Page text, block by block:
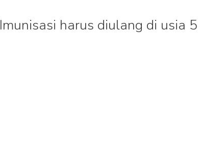
Imunisasi harus diulang di usia